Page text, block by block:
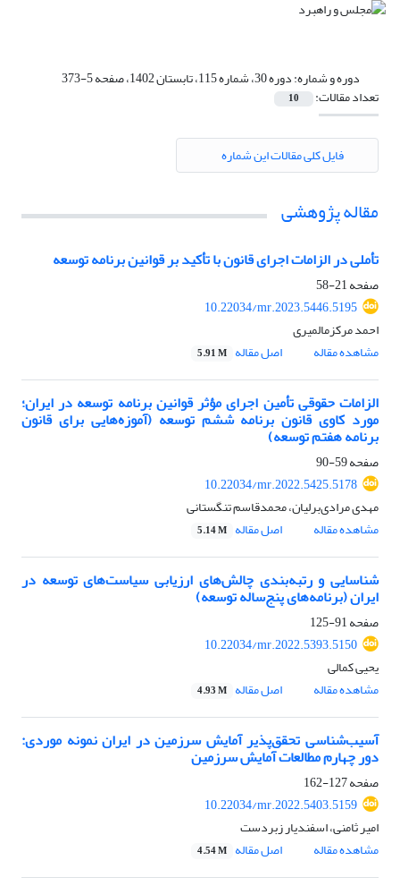
دوره و شماره:دوره 30، شماره 115، تابستان 1402، صفحه 5-373
تعداد مقالات: 10
فایل کلی مقالات این شماره
مقاله پژوهشی
تأملی در الزامات اجرای قانون با تأکید بر قوانین برنامه توسعه
صفحه21-58
10.22034/mr.2023.5446.5195
احمد مرکزمالمیری
مشاهده مقاله
اصل مقاله 5.91 M
الزامات حقوقی تأمین اجرای مؤثر قوانین برنامه توسعه در ایران؛
مورد کاوی قانون برنامه ششم توسعه (آموزه‌هایی برای قانون
برنامه هفتم توسعه)
صفحه59-90
10.22034/mr.2022.5425.5178
مهدی مرادی‌‌‌‌‌برلیان، محمدقاسم تنگستانی
مشاهده مقاله
اصل مقاله 5.14 M
شناسایی و رتبه‌بندی چالش‌های ارزیابی سیاست‌های توسعه در
ایران (برنامه‌های پنج‌ساله توسعه)
صفحه91-125
10.22034/mr.2022.5393.5150
یحیی کمالی
مشاهده مقاله
اصل مقاله 4.93 M
آسیب‌شناسی تحقق‌پذیر آمایش سرزمین در ایران نمونه موردی:
دور چهارم مطالعات آمایش سرزمین
صفحه127-162
10.22034/mr.2022.5403.5159
امیر ثامنی، اسفندیار زبردست
مشاهده مقاله
اصل مقاله 4.54 M